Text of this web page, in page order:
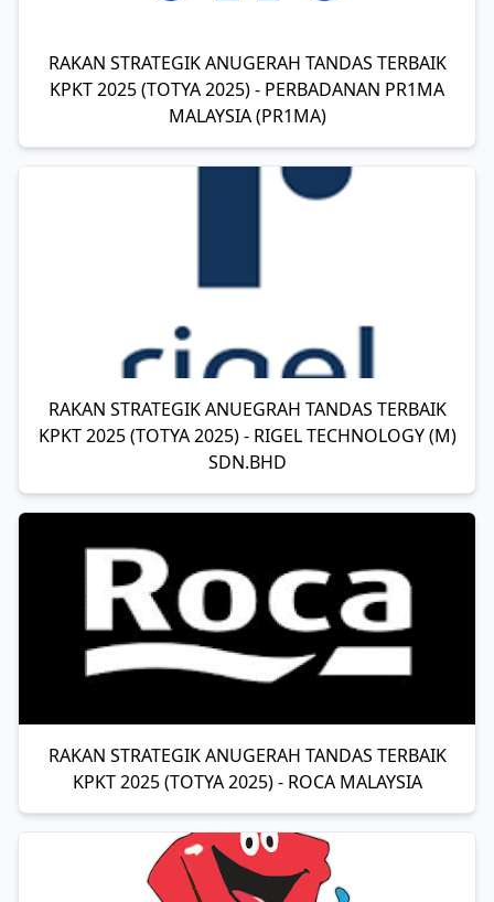
RAKAN STRATEGIK ANUGERAH TANDAS TERBAIK
KPKT 2025 (TOTYA 2025) - PERBADANAN PR1MA
MALAYSIA (PR1MA)
RAKAN STRATEGIK ANUEGRAH TANDAS TERBAIK
KPKT 2025 (TOTYA 2025) - RIGEL TECHNOLOGY (M)
SDN.BHD
RAKAN STRATEGIK ANUGERAH TANDAS TERBAIK
KPKT 2025 (TOTYA 2025) - ROCA MALAYSIA